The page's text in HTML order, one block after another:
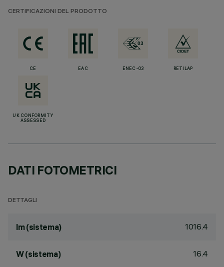
CERTIFICAZIONI DEL PRODOTTO
CE EAC ENEC-03 RETILAP
UK CONFORMITY
ASSESSED
DATI FOTOMETRICI
DETTAGLI
lm (sistema) 1016.4
W (sistema) 16.4